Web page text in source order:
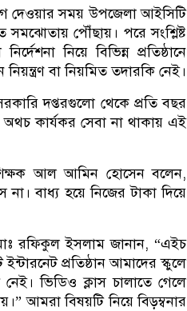
দেওয়ার সময় উপজেলা আইসিটি
সমঝোতায় পৌঁছায়। পরে সংশ্লিষ্ট
নিয়ে বিভিন্ন প্রতিষ্ঠানে
বা নিয়মিত তদারকি নেই।
দপ্তরগুলো থেকে প্রতি বছর
কার্যকর সেবা না থাকায় এই
শিক্ষক আল আমিন হোসেন বলেন,
বাধ্য হয়ে নিজের টাকা দিয়ে
রফিকুল ইসলাম জানান, “এইচ
প্রতিষ্ঠান আমাদের স্কুলে
ভিডিও ক্লাস চালাতে গেলে
আমরা বিষয়টি নিয়ে বিড়ম্বনার